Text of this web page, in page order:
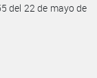
del 22 de mayo de